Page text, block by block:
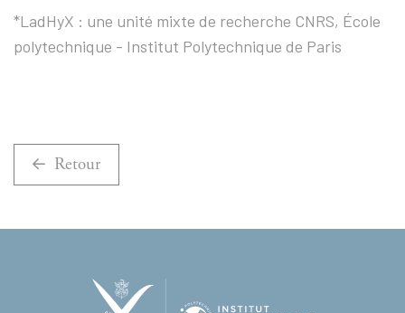
*LadHyX : une unité mixte de recherche CNRS, École
polytechnique - Institut Polytechnique de Paris
Retour